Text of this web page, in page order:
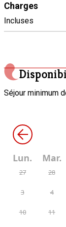
Charges
Incluses
Séjour minimum
←
Lun. Mar.
27 28
3 4
10 11